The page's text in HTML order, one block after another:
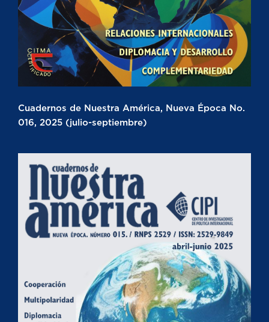
Cuadernos de Nuestra América, Nueva Época No.
016, 2025 (julio-septiembre)